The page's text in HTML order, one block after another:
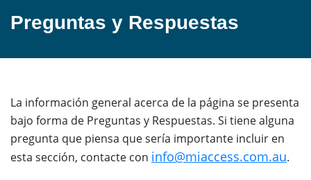
Preguntas y Respuestas
La información general acerca de la página se presenta
bajo forma de Preguntas y Respuestas. Si tiene alguna
pregunta que piensa que sería importante incluir en
esta sección, contacte con info@miaccess.com.au.